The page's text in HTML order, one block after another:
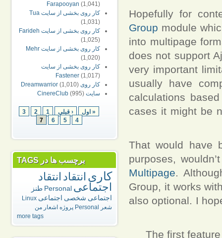
Farapooyan (1,041)
کار روی بخشی از سایت Tua
(1,031)
کار روی بخشی از سایت Farideh
(1,025)
کار روی بخشی از سایت Mehr
(1,020)
کار روی بخشی از سایت
Fastener (1,017)
کار روی Dreamwarrior (1,010)
سایت CinereClub (995)
« اول ‹ قبلی 1
2
3
4
5
6
7
برچسب ها در TAGS
کاری انتقاد انتقاد
اجتماعی Personal طنز
اجتماعی شخصی اجتماعی Linux
شعر
Personal پروژه اشعار من
more tags
Hopefully for
Group module
into multipage
does not support
very important
usually have
calculations
cases it might be
That would have
purposes,
Multipage .
Group, it works
also optional. I
The first